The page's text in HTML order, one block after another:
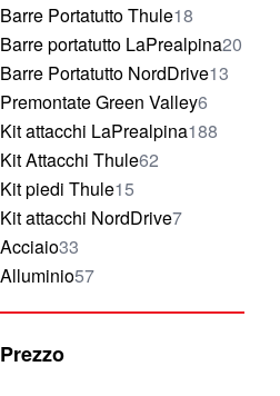
Barre Portatutto Thule18
elementi
Barre portatutto LaPrealpina20
elementi
Barre Portatutto NordDrive13
elementi
Premontate Green Valley6
elementi
Kit attacchi LaPrealpina188
elementi
Kit Attacchi Thule62
elementi
Kit piedi Thule15
elementi
Kit attacchi NordDrive7
elementi
Acciaio33
elementi
Alluminio57
elementi
Prezzo